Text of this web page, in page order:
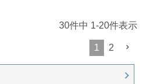
30件中 1-20件表示
1 2